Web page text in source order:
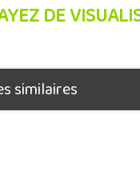
DE
similaires